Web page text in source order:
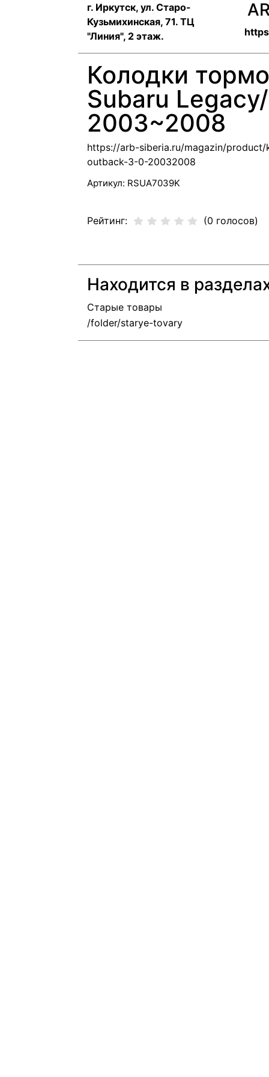
г. Иркутск, ул. ​Старо-
Кузьмихинская, 71. ТЦ
"Линия", 2 этаж.
Колодки
Subaru
2003~2008
https://arb-siberia.ru/magazin/
outback-3-0-20032008
Артикул: RSUA7039K
Рейтинг: (0 голосов)
Находится в
Старые товары